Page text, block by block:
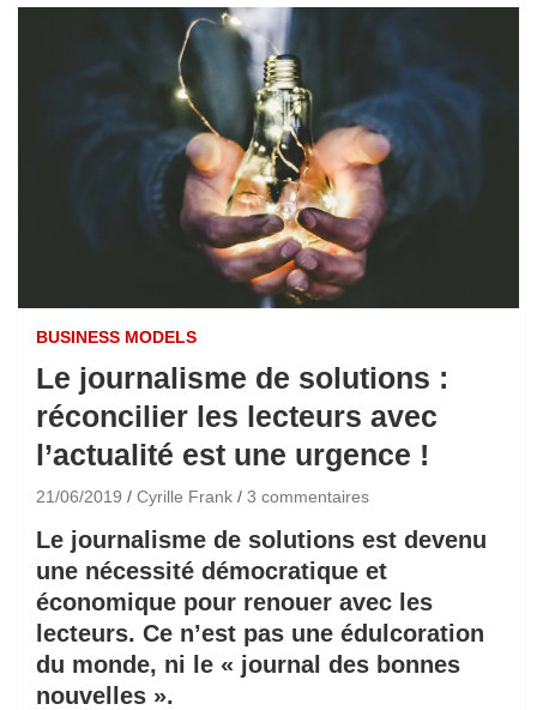
BUSINESS MODELS
Le journalisme de solutions :
réconcilier les lecteurs avec
l’actualité est une urgence !
21/06/2019 Cyrille Frank 3 commentaires
Le journalisme de solutions est devenu
une nécessité démocratique et
économique pour renouer avec les
lecteurs. Ce n’est pas une édulcoration
du monde, ni le « journal des bonnes
nouvelles ».